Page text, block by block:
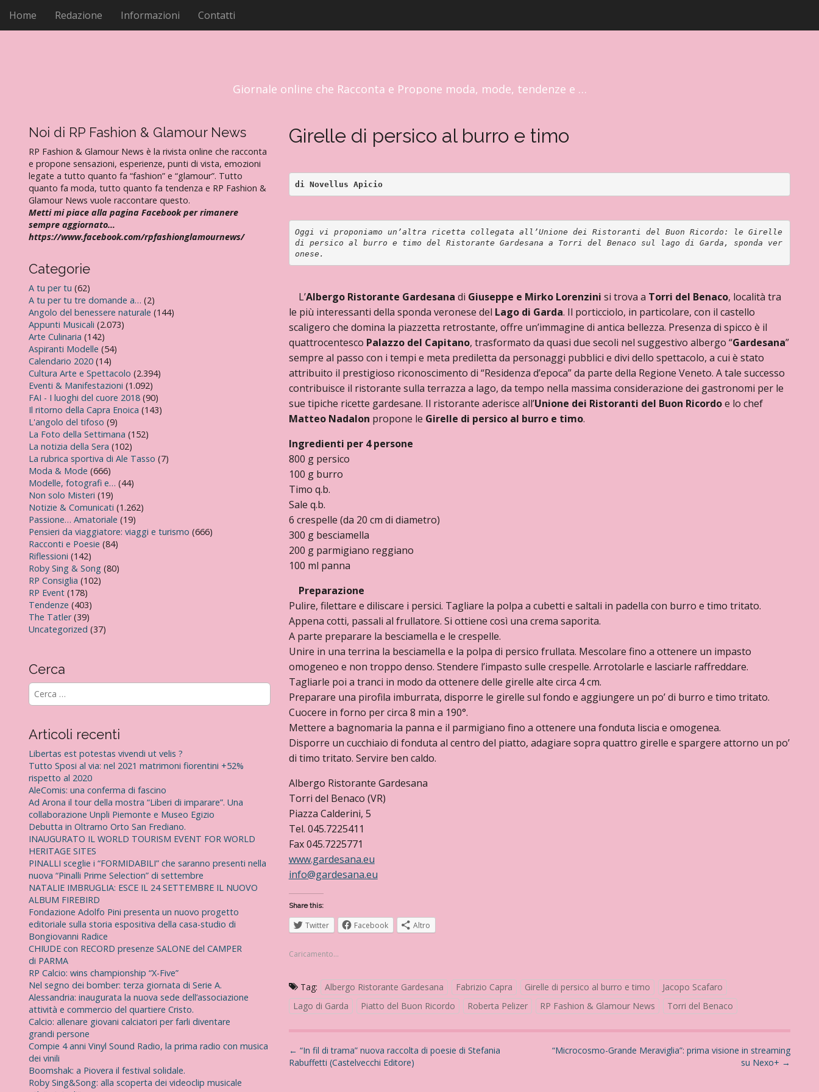
M
i
Home Redazione Informazioni Contatti
Giornale online che Racconta e Propone moda, mode, tendenze e …
Girelle di persico al burro e timo
di Novellus Apicio
Oggi vi proponiamo un’altra ricetta collegata all’Unione dei Ristoranti del Buon Ricordo: le Girelle
di persico al burro e timo del Ristorante Gardesana a Torri del Benaco sul lago di Garda, sponda ver
onese.
L’Albergo Ristorante Gardesana di Giuseppe e Mirko Lorenzini si trova a Torri del Benaco, località tra
le più interessanti della sponda veronese del Lago di Garda. Il porticciolo, in particolare, con il castello
scaligero che domina la piazzetta retrostante, offre un’immagine di antica bellezza. Presenza di spicco è il
quattrocentesco Palazzo del Capitano, trasformato da quasi due secoli nel suggestivo albergo “Gardesana”
sempre al passo con i tempi e meta prediletta da personaggi pubblici e divi dello spettacolo, a cui è stato
attribuito il prestigioso riconoscimento di “Residenza d’epoca” da parte della Regione Veneto. A tale successo
contribuisce il ristorante sulla terrazza a lago, da tempo nella massima considerazione dei gastronomi per le
sue tipiche ricette gardesane. Il ristorante aderisce all’Unione dei Ristoranti del Buon Ricordoe lo chef
Matteo Nadalon propone le Girelle di persico al burro e timo.
Ingredienti per 4 persone
800 g persico
100 g burro
Timo q.b.
Sale q.b.
6 crespelle (da 20 cm di diametro)
300 g besciamella
200 g parmigiano reggiano
100 ml panna
Preparazione
Pulire, filettare e diliscare i persici. Tagliare la polpa a cubetti e saltali in padella con burro e timo tritato.
Appena cotti, passali al frullatore. Si ottiene così una crema saporita.
A parte preparare la besciamella e le crespelle.
Unire in una terrina la besciamella e la polpa di persico frullata. Mescolare fino a ottenere un impasto
omogeneo e non troppo denso. Stendere l’impasto sulle crespelle. Arrotolarle e lasciarle raffreddare.
Tagliarle poi a tranci in modo da ottenere delle girelle alte circa 4 cm.
Preparare una pirofila imburrata, disporre le girelle sul fondo e aggiungere un po’ di burro e timo tritato.
Cuocere in forno per circa 8 min a 190°.
Mettere a bagnomaria la panna e il parmigiano fino a ottenere una fonduta liscia e omogenea.
Disporre un cucchiaio di fonduta al centro del piatto, adagiare sopra quattro girelle e spargere attorno un po’
di timo tritato. Servire ben caldo.
Albergo Ristorante Gardesana
Torri del Benaco (VR)
Piazza Calderini, 5
Tel. 045.7225411
Fax 045.7225771
www.gardesana.eu
info@gardesana.eu
Share this:
Twitter Facebook Altro
Caricamento...
Tag: Albergo Ristorante Gardesana Fabrizio Capra Girelle di persico al burro e timo
Jacopo Scafaro
Lago di Garda
Piatto del Buon Ricordo Roberta Pelizer RP Fashion & Glamour News Torri del Benaco
N
a
← “In fil di trama” nuova raccolta di poesie di Stefania
Rabuffetti (Castelvecchi Editore)
“Microcosmo-Grande Meraviglia”: prima visione in streaming
su Nexo+ →
Noi di RP Fashion & Glamour News
RP Fashion & Glamour News è la rivista online che racconta
e propone sensazioni, esperienze, punti di vista, emozioni
legate a tutto quanto fa “fashion” e “glamour”. Tutto
quanto fa moda, tutto quanto fa tendenza e RP Fashion &
Glamour News vuole raccontare questo.
Metti mi piace alla pagina Facebook per rimanere
sempre aggiornato…
https://www.facebook.com/rpfashionglamournews/
Categorie
A tu per tu (62)
A tu per tu tre domande a… (2)
Angolo del benessere naturale (144)
Appunti Musicali (2.073)
Arte Culinaria (142)
Aspiranti Modelle (54)
Calendario 2020 (14)
Cultura Arte e Spettacolo (2.394)
Eventi & Manifestazioni (1.092)
FAI - I luoghi del cuore 2018 (90)
Il ritorno della Capra Enoica (143)
L'angolo del tifoso (9)
La Foto della Settimana (152)
La notizia della Sera (102)
La rubrica sportiva di Ale Tasso (7)
Moda & Mode (666)
Modelle, fotografi e… (44)
Non solo Misteri (19)
Notizie & Comunicati (1.262)
Passione… Amatoriale (19)
Pensieri da viaggiatore: viaggi e turismo (666)
Racconti e Poesie (84)
Riflessioni (142)
Roby Sing & Song (80)
RP Consiglia (102)
RP Event (178)
Tendenze (403)
The Tatler(39)
Uncategorized (37)
Cerca
R
r
c
a
p
e
r
Articoli recenti
Libertas est potestas vivendi ut velis ?
Tutto Sposi al via: nel 2021 matrimoni fiorentini +52%
rispetto al 2020
AleComis: una conferma di fascino
Ad Arona il tour della mostra “Liberi di imparare”. Una
collaborazione Unpli Piemonte e Museo Egizio
Debutta in Oltrarno Orto San Frediano.
INAUGURATO IL WORLD TOURISM EVENT FOR WORLD
HERITAGE SITES
PINALLI sceglie i “FORMIDABILI” che saranno presenti nella
nuova “Pinalli Prime Selection” di settembre
NATALIE IMBRUGLIA: ESCE IL 24 SETTEMBRE IL NUOVO
ALBUM FIREBIRD
Fondazione Adolfo Pini presenta un nuovo progetto
editoriale sulla storia espositiva della casa-studio di
Bongiovanni Radice
CHIUDE con RECORD presenze SALONE del CAMPER
di PARMA
RP Calcio: wins championship “X-Five”
Nel segno dei bomber: terza giornata di Serie A.
Alessandria: inaugurata la nuova sede dell’associazione
attività e commercio del quartiere Cristo.
Calcio: allenare giovani calciatori per farli diventare
grandi persone
Compie 4 anni Vinyl Sound Radio, la prima radio con musica
dei vinili
Boomshak: a Piovera il festival solidale.
Roby Sing&Song: alla scoperta dei videoclip musicale